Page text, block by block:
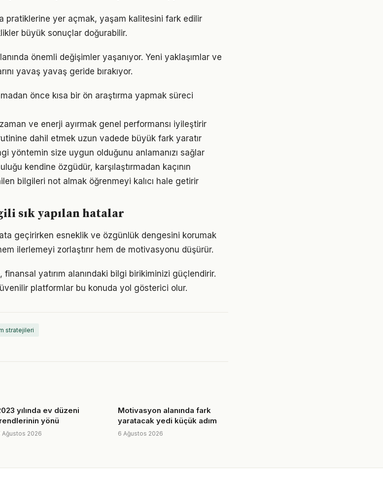
pratiklerine yer açmak, yaşam kalitesini fark edilir
büyük sonuçlar doğurabilir.
önemli değişimler yaşanıyor. Yeni yaklaşımlar ve
yavaş yavaş geride bırakıyor.
önce kısa bir ön araştırma yapmak süreci
ve enerji ayırmak genel performansı iyileştirir
dahil etmek uzun vadede büyük fark yaratır
yöntemin size uygun olduğunu anlamanızı sağlar
kendine özgüdür, karşılaştırmadan kaçının
bilgileri not almak öğrenmeyi kalıcı hale getirir
sık yapılan hatalar
geçirirken esneklik ve özgünlük dengesini korumak
ilerlemeyi zorlaştırır hem de motivasyonu düşürür.
yatırım alanındaki bilgi birikiminizi güçlendirir.
platformlar bu konuda yol gösterici olur.
stratejileri
yılında ev düzeni
yönü
Ağustos 2026
Motivasyon alanında fark
yaratacak yedi küçük adım
6 Ağustos 2026